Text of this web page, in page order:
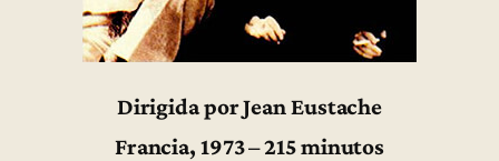
Dirigida por Jean Eustache
Francia, 1973 – 215 minutos